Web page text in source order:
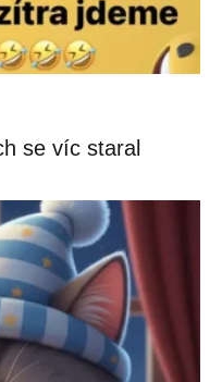
se víc staral